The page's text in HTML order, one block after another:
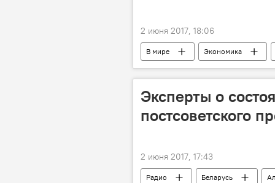
2 июня 2017, 18:06
В мире Экономика
Петербургский экономический форум
Эксперты о
постсоветского
2 июня 2017, 17:43
Радио Беларусь